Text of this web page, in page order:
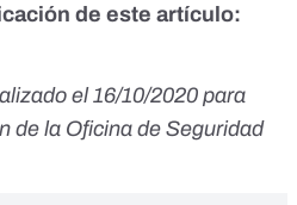
de este artículo:
el 16/10/2020 para
de la Oficina de Seguridad